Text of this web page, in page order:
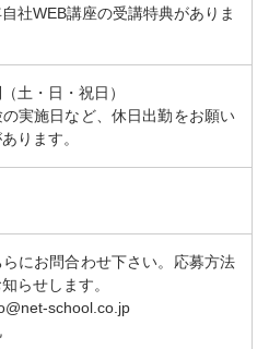
WEB講座の受講特典がありま
土・日・祝日）
実施日など、休日出勤をお願い
ります。
らにお問合わせ下さい。応募方法
らせします。
school.co.jp